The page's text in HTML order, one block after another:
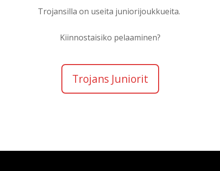
Trojansilla on useita juniorijoukkueita.
Kiinnostaisiko pelaaminen?
Trojans Juniorit